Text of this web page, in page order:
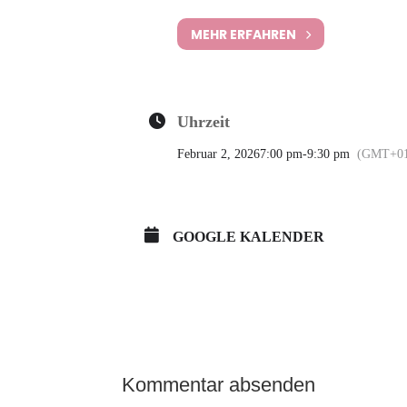
MEHR ERFAHREN
Uhrzeit
Februar 2, 20267:00 pm-9:30 pm
GOOGLE KALENDER
Kommentar absenden